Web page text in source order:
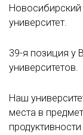
Новосибирский
университет.
39-я позиция у
университетов.
Наш
места в